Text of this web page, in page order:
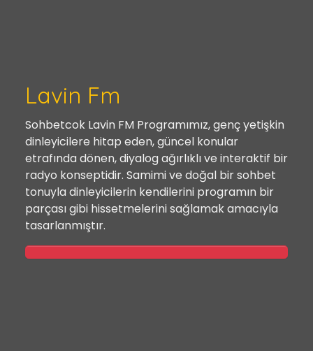
Lavin Fm
Sohbetcok Lavin FM Programımız, genç yetişkin
dinleyicilere hitap eden, güncel konular
etrafında dönen, diyalog ağırlıklı ve interaktif bir
radyo konseptidir. Samimi ve doğal bir sohbet
tonuyla dinleyicilerin kendilerini programın bir
parçası gibi hissetmelerini sağlamak amacıyla
tasarlanmıştır.